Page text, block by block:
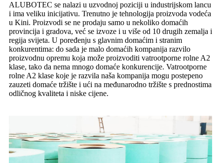
ALUBOTEC se nalazi u uzvodnoj poziciji u industrijskom lancu
i ima veliku inicijativu. Trenutno je tehnologija proizvoda vodeća
u Kini. Proizvodi se ne prodaju samo u nekoliko domaćih
provincija i gradova, već se izvoze i u više od 10 drugih zemalja i
regija svijeta. U poređenju s glavnim domaćim i stranim
konkurentima: do sada je malo domaćih kompanija razvilo
proizvodnu opremu koja može proizvoditi vatrootporne rolne A2
klase, tako da nema mnogo domaće konkurencije. Vatrootporne
rolne A2 klase koje je razvila naša kompanija mogu postepeno
zauzeti domaće tržište i ući na međunarodno tržište s prednostima
odličnog kvaliteta i niske cijene.